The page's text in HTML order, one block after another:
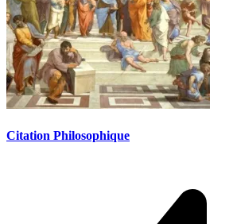
Citation Philosophique